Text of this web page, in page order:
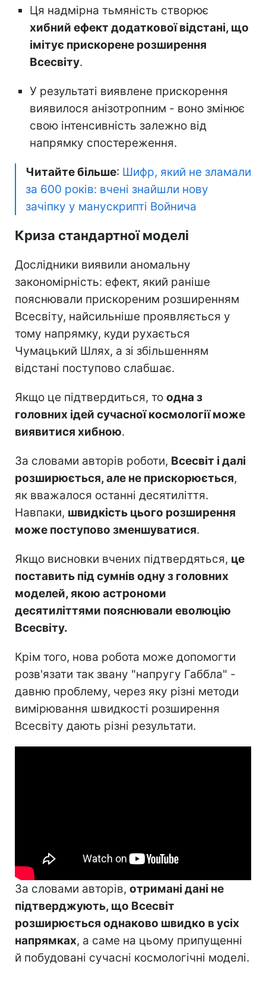
Ця надмірна тьмяність створює
хибний ефект додаткової відстані, що
імітує прискорене розширення
Всесвіту.
У результаті виявлене прискорення
виявилося анізотропним - воно змінює
свою інтенсивність залежно від
напрямку спостереження.
Читайте більше: Шифр, який не зламали
за 600 років: вчені знайшли нову
зачіпку у манускрипті Войнича
Криза стандартної моделі
Дослідники виявили аномальну
закономірність: ефект, який раніше
пояснювали прискореним розширенням
Всесвіту, найсильніше проявляється у
тому напрямку, куди рухається
Чумацький Шлях, а зі збільшенням
відстані поступово слабшає.
Якщо це підтвердиться, то одна з
головних ідей сучасної космології може
виявитися хибною.
За словами авторів роботи, Всесвіт і далі
розширюється, але не прискорюється,
як вважалося останні десятиліття.
Навпаки, швидкість цього розширення
може поступово зменшуватися.
Якщо висновки вчених підтвердяться, це
поставить під сумнів одну з головних
моделей, якою астрономи
десятиліттями пояснювали еволюцію
Всесвіту.
Крім того, нова робота може допомогти
розв'язати так звану "напругу Габбла" -
давню проблему, через яку різні методи
вимірювання швидкості розширення
Всесвіту дають різні результати.
За словами авторів, отримані дані не
підтверджують, що Всесвіт
розширюється однаково швидко в усіх
напрямках, а саме на цьому припущенні
й побудовані сучасні космологічні моделі.